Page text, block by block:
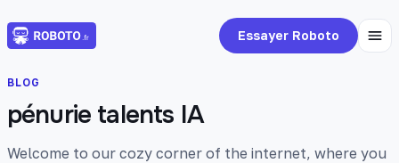
Essayer Roboto
BLOG
pénurie talents IA
Welcome to our cozy corner of the internet, where you